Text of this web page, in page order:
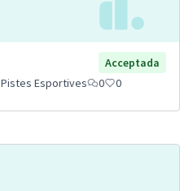
Acceptada
Pistes Esportives 0 0